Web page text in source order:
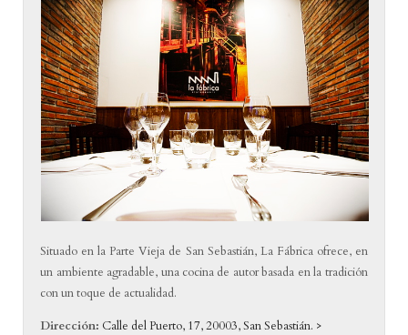
Situado en la Parte Vieja de San Sebastián, La Fábrica ofrece, en
un ambiente agradable, una cocina de autor basada en la tradición
con un toque de actualidad.
Dirección: Calle del Puerto, 17, 20003, San Sebastián. >